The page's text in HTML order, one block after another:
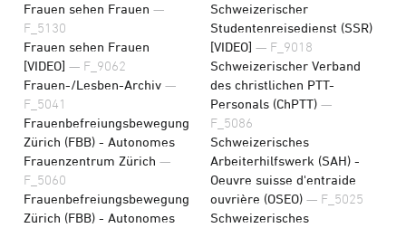
Frauen sehen Frauen —
F_5130
Frauen sehen Frauen
[VIDEO] — F_9062
Frauen-/Lesben-Archiv —
F_5041
Frauenbefreiungsbewegung
Zürich (FBB) - Autonomes
Frauenzentrum Zürich —
F_5060
Frauenbefreiungsbewegung
Zürich (FBB) - Autonomes
Schweizerischer
Studentenreisedienst (SSR)
[VIDEO] — F_9018
Schweizerischer Verband
des christlichen PTT-
Personals (ChPTT) —
F_5086
Schweizerisches
Arbeiterhilfswerk (SAH) -
Oeuvre suisse d'entraide
ouvrière (OSEO) — F_5025
Schweizerisches